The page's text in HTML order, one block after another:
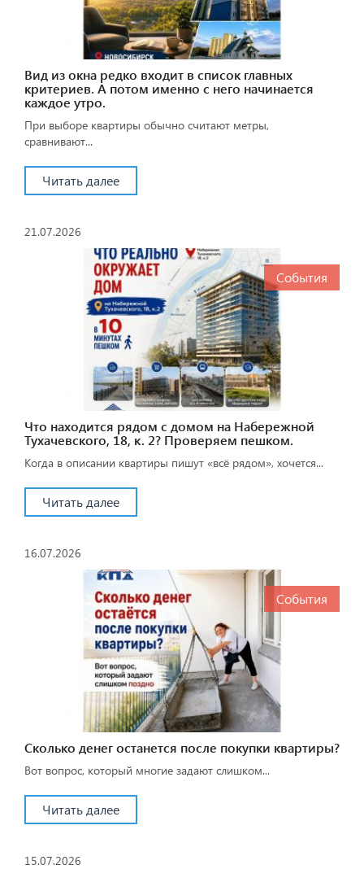
Вид из окна редко входит в список главных
критериев. А потом именно с него начинается
каждое утро.
При выборе квартиры обычно считают метры,
сравнивают...
Читать далее
21.07.2026
События
Что находится рядом с домом на Набережной
Тухачевского, 18, к. 2? Проверяем пешком.
Когда в описании квартиры пишут «всё рядом», хочется...
Читать далее
16.07.2026
События
Сколько денег останется после покупки квартиры?
Вот вопрос, который многие задают слишком...
Читать далее
15.07.2026